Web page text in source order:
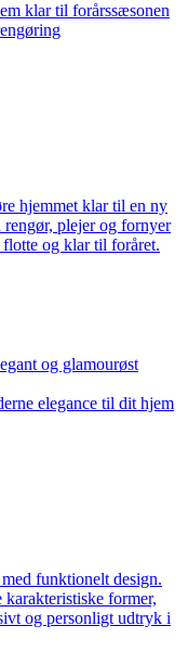
klar til forårssæsonen
hjemmet klar til en ny
plejer og fornyer
flotte og klar til foråret.
og glamourøst
elegance til dit hjem
funktionelt design.
former,
og personligt udtryk i